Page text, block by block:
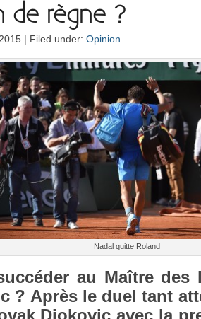
de règne ?
| Filed under: Opinion
Nadal quit­te Roland
au Maître des
? Après le duel tant
Djokovic avec la